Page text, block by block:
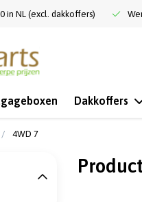
in NL (excl. dakkoffers)
Dakkoffers
4WD 7